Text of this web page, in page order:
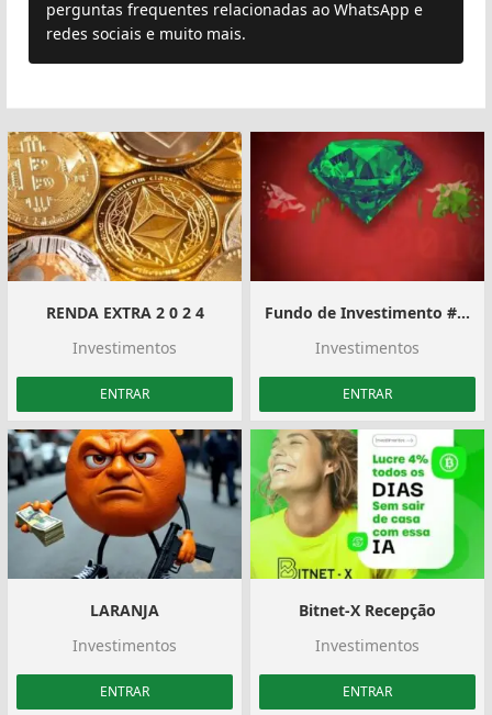
perguntas frequentes relacionadas ao WhatsApp e
redes sociais e muito mais.
RENDA EXTRA 2 0 2 4
Investimentos
ENTRAR
Fundo de Investimento #05
Investimentos
ENTRAR
LARANJA
Investimentos
ENTRAR
Bitnet-X Recepção
Investimentos
ENTRAR